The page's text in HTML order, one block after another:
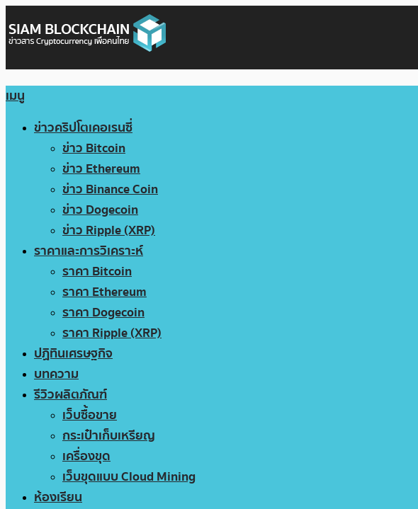
เมนู
ข่าวคริปโตเคอเรนซี่
ข่าว Bitcoin
ข่าว Ethereum
ข่าว Binance Coin
ข่าว Dogecoin
ข่าว Ripple (XRP)
ราคาและการวิเคราะห์
ราคา Bitcoin
ราคา Ethereum
ราคา Dogecoin
ราคา Ripple (XRP)
ปฏิทินเศรษฐกิจ
บทความ
รีวิวผลิตภัณฑ์
เว็บซื้อขาย
กระเป๋าเก็บเหรียญ
เครื่องขุด
เว็บขุดแบบ Cloud Mining
ห้องเรียน